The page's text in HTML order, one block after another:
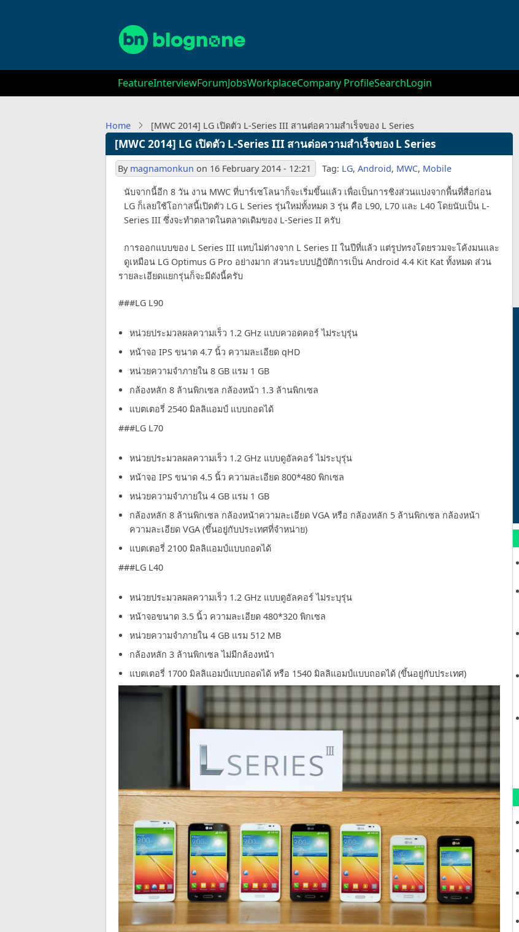
Main
navigation
FeatureInterviewForumJobsWorkplaceCompany ProfileSearchLogin
Home [MWC 2014] LG เปิดตัว L-Series III สานต่อความสำเร็จของ L Series
[MWC 2014] LG เปิดตัว L-Series III สานต่อความสำเร็จของ L Series
By magnamonkun on 16 February 2014 - 12:21 Tag: LG, Android, MWC, Mobile
นับจากนี้อีก 8 วัน งาน MWC ที่บาร์เซโลนาก็จะเริ่มขึ้นแล้ว เพื่อเป็นการชิงส่วนแบ่งจากพื้นที่สื่อก่อน
LG ก็เลยใช้โอกาสนี้เปิดตัว LG L Series รุ่นใหม่ทั้งหมด 3 รุ่น คือ L90, L70 และ L40 โดยนับเป็น L-
Series III ซึ่งจะทำตลาดในตลาดเดิมของ L-Series II ครับ
การออกแบบของ L Series III แทบไม่ต่างจาก L Series II ในปีที่แล้ว แต่รูปทรงโดยรวมจะโค้งมนและ
ดูเหมือน LG Optimus G Pro อย่างมาก ส่วนระบบปฏิบัติการเป็น Android 4.4 Kit Kat ทั้งหมด ส่วน
รายละเอียดแยกรุ่นก็จะมีดังนี้ครับ
###LG L90
หน่วยประมวลผลความเร็ว 1.2 GHz แบบควอดคอร์ ไม่ระบุรุ่น
หน้าจอ IPS ขนาด 4.7 นิ้ว ความละเอียด qHD
หน่วยความจำภายใน 8 GB แรม 1 GB
กล้องหลัก 8 ล้านพิกเซล กล้องหน้า 1.3 ล้านพิกเซล
แบตเตอรี่ 2540 มิลลิแอมป์ แบบถอดได้
###LG L70
หน่วยประมวลผลความเร็ว 1.2 GHz แบบดูอัลคอร์ ไม่ระบุรุ่น
หน้าจอ IPS ขนาด 4.5 นิ้ว ความละเอียด 800*480 พิกเซล
หน่วยความจำภายใน 4 GB แรม 1 GB
กล้องหลัก 8 ล้านพิกเซล กล้องหน้าความละเอียด VGA หรือ กล้องหลัก 5 ล้านพิกเซล กล้องหน้า
ความละเอียด VGA (ขึ้นอยู่กับประเทศที่จำหน่าย)
แบตเตอรี่ 2100 มิลลิแอมป์แบบถอดได้
###LG L40
หน่วยประมวลผลความเร็ว 1.2 GHz แบบดูอัลคอร์ ไม่ระบุรุ่น
หน้าจอขนาด 3.5 นิ้ว ความละเอียด 480*320 พิกเซล
หน่วยความจำภายใน 4 GB แรม 512 MB
กล้องหลัก 3 ล้านพิกเซล ไม่มีกล้องหน้า
แบตเตอรี่ 1700 มิลลิแอมป์แบบถอดได้ หรือ 1540 มิลลิแอมป์แบบถอดได้ (ขึ้นอยู่กับประเทศ)